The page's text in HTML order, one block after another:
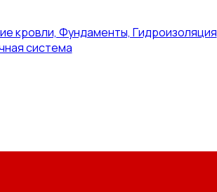
кровли, Фундаменты, Гидроизоляция
система